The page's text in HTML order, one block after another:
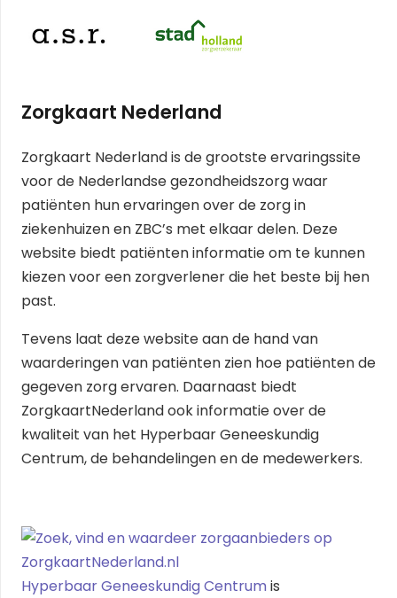
Zorgkaart Nederland
Zorgkaart Nederland is de grootste ervaringssite
voor de Nederlandse gezondheidszorg waar
patiënten hun ervaringen over de zorg in
ziekenhuizen en ZBC’s met elkaar delen. Deze
website biedt patiënten informatie om te kunnen
kiezen voor een zorgverlener die het beste bij hen
past.
Tevens laat deze website aan de hand van
waarderingen van patiënten zien hoe patiënten de
gegeven zorg ervaren. Daarnaast biedt
ZorgkaartNederland ook informatie over de
kwaliteit van het Hyperbaar Geneeskundig
Centrum, de behandelingen en de medewerkers.
Hyperbaar Geneeskundig Centrum is